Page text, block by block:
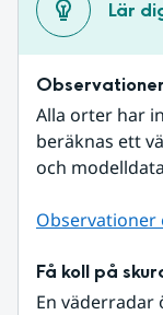
Lär
Alla orter har
beräknas ett
och
Observationer
Få koll på
En